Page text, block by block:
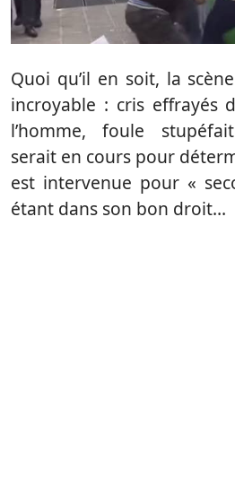
Quoi qu’il en soit, la
incroyable : cris effrayés
l’homme, foule
serait en cours pour
est intervenue pour «
étant dans son bon droit…